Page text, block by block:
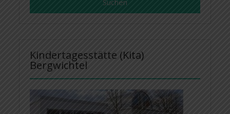
Kindertagesstätte (Kita)
Bergwichtel